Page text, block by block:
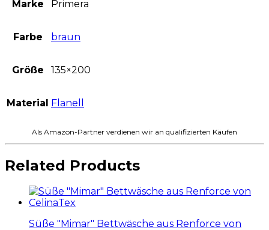
Marke Primera
Farbe braun
Größe 135×200
Material Flanell
Als Amazon-Partner verdienen wir an qualifizierten Käufen
Related Products
Süße "Mimar" Bettwäsche aus Renforce von